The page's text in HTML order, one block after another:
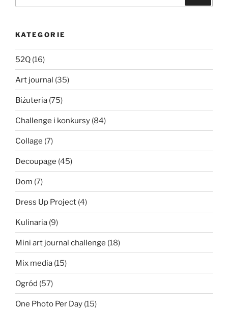
KATEGORIE
52Q (16)
Art journal (35)
Biżuteria (75)
Challenge i konkursy (84)
Collage (7)
Decoupage (45)
Dom (7)
Dress Up Project (4)
Kulinaria (9)
Mini art journal challenge (18)
Mix media (15)
Ogród (57)
One Photo Per Day (15)